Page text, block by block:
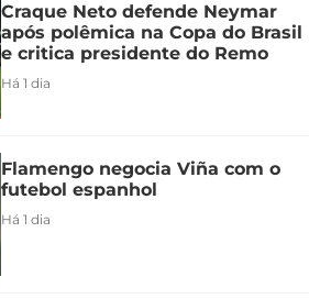
Craque Neto defende Neymar
após polêmica na Copa do Brasil
e critica presidente do Remo
Há 1 dia
Flamengo negocia Viña com o
futebol espanhol
Há 1 dia